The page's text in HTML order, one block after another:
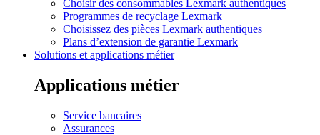
Choisir des consommables Lexmark authentiques
Programmes de recyclage Lexmark
Choisissez des pièces Lexmark authentiques
Plans d’extension de garantie Lexmark
Solutions et applications métier
Applications métier
Service bancaires
Assurances